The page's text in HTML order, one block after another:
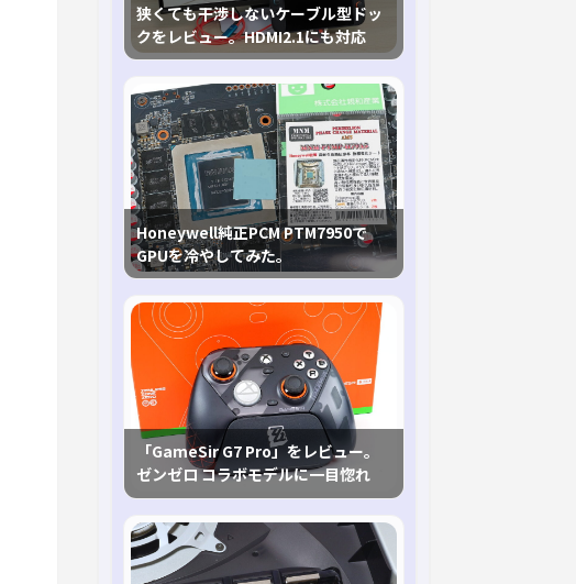
狭くても干渉しないケーブル型ドッ
クをレビュー。HDMI2.1にも対応
Honeywell純正PCM PTM7950で
GPUを冷やしてみた。
「GameSir G7 Pro」をレビュー。
ゼンゼロ コラボモデルに一目惚れ